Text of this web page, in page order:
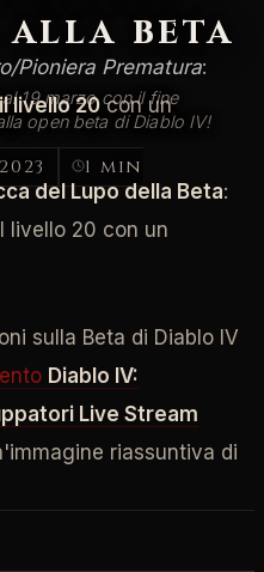
beta
19 marzo con il fine
open beta di Diablo IV!
1 min
Pioniera Prematura:
livello 20con un
del Lupo della Beta:
livello 20 con un
sulla Beta di Diablo IV
Diablo IV:
Live Stream
riassuntiva di